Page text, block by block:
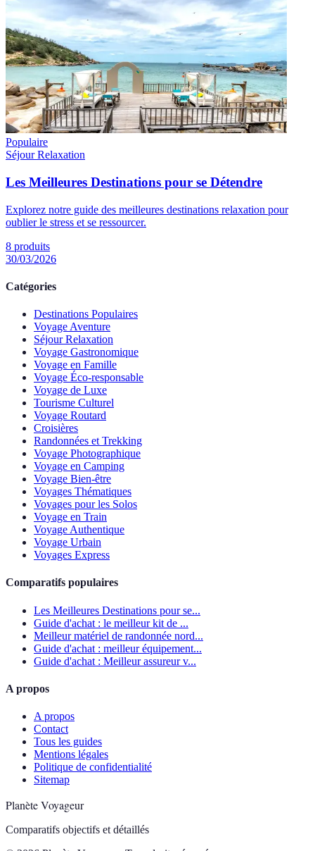
Populaire
Séjour Relaxation
Les Meilleures Destinations pour se Détendre
Explorez notre guide des meilleures destinations relaxation pour
oublier le stress et se ressourcer.
8 produits
30/03/2026
Catégories
Destinations Populaires
Voyage Aventure
Séjour Relaxation
Voyage Gastronomique
Voyage en Famille
Voyage Éco-responsable
Voyage de Luxe
Tourisme Culturel
Voyage Routard
Croisières
Randonnées et Trekking
Voyage Photographique
Voyage en Camping
Voyage Bien-être
Voyages Thématiques
Voyages pour les Solos
Voyage en Train
Voyage Authentique
Voyage Urbain
Voyages Express
Comparatifs populaires
Les Meilleures Destinations pour se...
Guide d'achat : le meilleur kit de ...
Meilleur matériel de randonnée nord...
Guide d'achat : meilleur équipement...
Guide d'achat : Meilleur assureur v...
A propos
A propos
Contact
Tous les guides
Mentions légales
Politique de confidentialité
Sitemap
Planète Voyageur
Comparatifs objectifs et détaillés